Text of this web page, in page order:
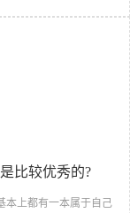
引起客户更多的关注。
比较优秀的?
上都有一本属于自己